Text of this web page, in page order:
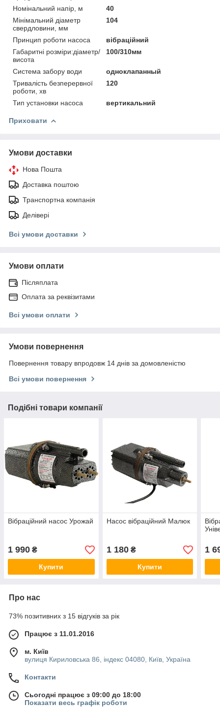
Номінальний напір, м
40
Мінімальний діаметр
свердловини, мм
104
Принцип роботи насоса
вібраційний
Габаритні розміри:діаметр/
висота
100/310мм
Система забору води
одноклапанный
Тривалість безперервної
роботи, хв
120
Тип установки насоса вертикальний
Приховати
Умови доставки
Нова Пошта
Доставка поштою
Транспортна компанія
Делівері
Всі умови доставки
Умови оплати
Післяплата
Оплата за реквізитами
Всі умови оплати
Умови повернення
Повернення товару впродовж 14 днів за домовленістю
Всі умови повернення
Подібні товари компанії
Вібраційний насос Урожай
1 990 ₴
Купити
Насос вібраційний Малюк
1 180₴
Купити
1
Про нас
73% позитивних з 15 відгуків за рік
Працює з 11.01.2016
м. Київ
вулиця Кириловська 86, індекс 04080, Київ, Україна
Контакти
Сьогодні працює з 09:00 до 18:00
Показати весь графік роботи